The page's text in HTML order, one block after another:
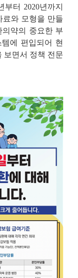
부터2020년까지
와 모형을 만들
의약의 중요한 부
에 편입되어 현
보면서 정책 전문